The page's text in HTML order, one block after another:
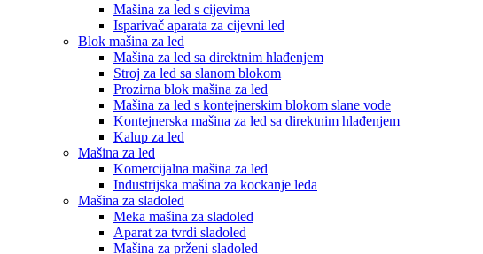
Mašina za led s cijevima
Isparivač aparata za cijevni led
Blok mašina za led
Mašina za led sa direktnim hlađenjem
Stroj za led sa slanom blokom
Prozirna blok mašina za led
Mašina za led s kontejnerskim blokom slane vode
Kontejnerska mašina za led sa direktnim hlađenjem
Kalup za led
Mašina za led
Komercijalna mašina za led
Industrijska mašina za kockanje leda
Mašina za sladoled
Meka mašina za sladoled
Aparat za tvrdi sladoled
Mašina za prženi sladoled